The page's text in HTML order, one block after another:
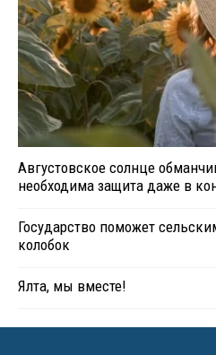
Августовское солнце
необходима защита даже в
Государство поможет
колобок
Ялта, мы вместе!